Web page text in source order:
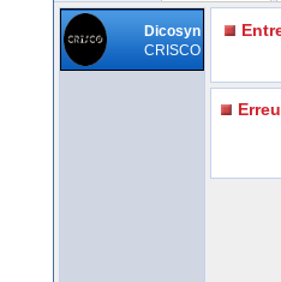
Dicosyn
CRISCO